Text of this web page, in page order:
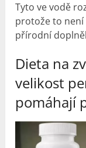
Tyto ve vodě
protože to není
přírodní
Dieta na
velikost
pomáhají